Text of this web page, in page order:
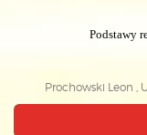
Podstawy
Prochowski Leon ,